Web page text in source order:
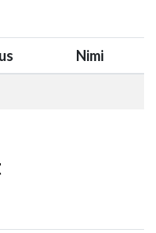
Nimi